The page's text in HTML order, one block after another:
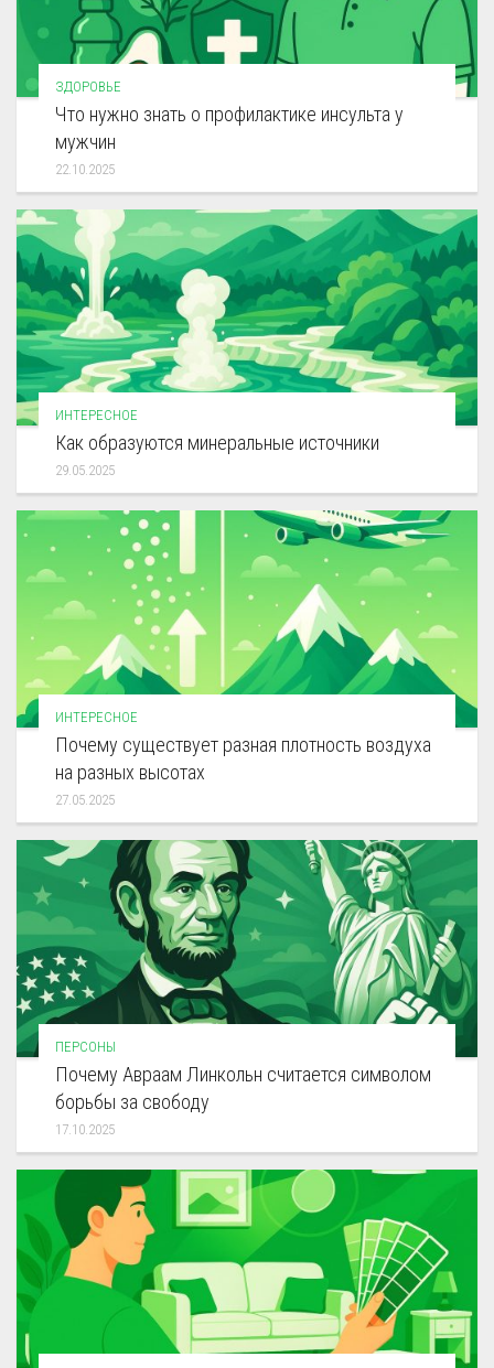
ЗДОРОВЬЕ
Что нужно знать о профилактике инсульта у
мужчин
22.10.2025
ИНТЕРЕСНОЕ
Как образуются минеральные источники
29.05.2025
ИНТЕРЕСНОЕ
Почему существует разная плотность воздуха
на разных высотах
27.05.2025
ПЕРСОНЫ
Почему Авраам Линкольн считается символом
борьбы за свободу
17.10.2025